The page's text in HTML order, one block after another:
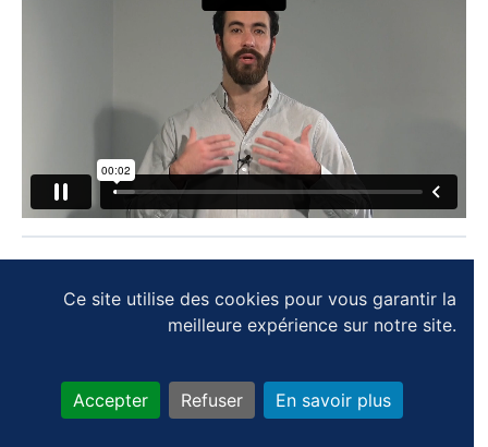
Ce site utilise des cookies pour vous garantir la
meilleure expérience sur notre site.
Accepter Refuser En savoir plus
SUIVANT